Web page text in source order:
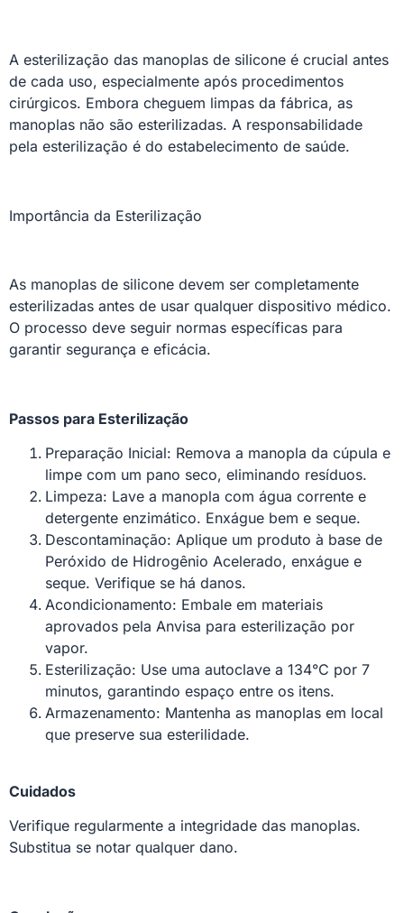
A esterilização das manoplas de silicone é crucial antes
de cada uso, especialmente após procedimentos
cirúrgicos. Embora cheguem limpas da fábrica, as
manoplas não são esterilizadas. A responsabilidade
pela esterilização é do estabelecimento de saúde.
Importância da Esterilização
As manoplas de silicone devem ser completamente
esterilizadas antes de usar qualquer dispositivo médico.
O processo deve seguir normas específicas para
garantir segurança e eficácia.
Passos para Esterilização
Preparação Inicial: Remova a manopla da cúpula e
limpe com um pano seco, eliminando resíduos.
Limpeza: Lave a manopla com água corrente e
detergente enzimático. Enxágue bem e seque.
Descontaminação: Aplique um produto à base de
Peróxido de Hidrogênio Acelerado, enxágue e
seque. Verifique se há danos.
Acondicionamento: Embale em materiais
aprovados pela Anvisa para esterilização por
vapor.
Esterilização: Use uma autoclave a 134°C por 7
minutos, garantindo espaço entre os itens.
Armazenamento: Mantenha as manoplas em local
que preserve sua esterilidade.
Cuidados
Verifique regularmente a integridade das manoplas.
Substitua se notar qualquer dano.